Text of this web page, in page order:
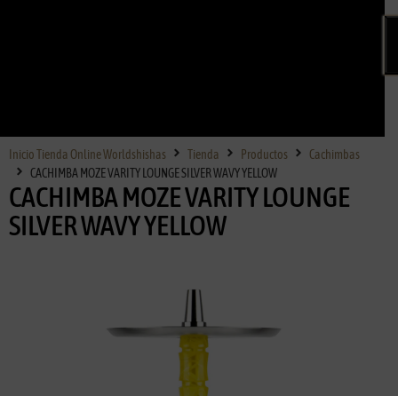
Inicio Tienda Online Worldshishas Tienda Productos
Cachimbas
CACHIMBA MOZE VARITY LOUNGE SILVER WAVY YELLOW
CACHIMBA MOZE VARITY LOUNGE
SILVER WAVY YELLOW